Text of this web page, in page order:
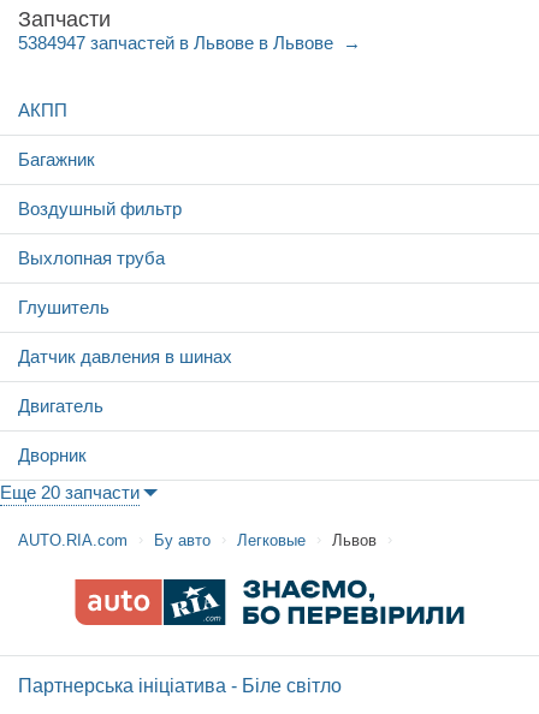
Запчасти
5384947 запчастей в Львове в Львове
АКПП
Багажник
Воздушный фильтр
Выхлопная труба
Глушитель
Датчик давления в шинах
Двигатель
Дворник
Еще 20 запчасти
AUTO.RIA.com Бу авто Легковые Львов
Партнерська ініціатива - Біле світло